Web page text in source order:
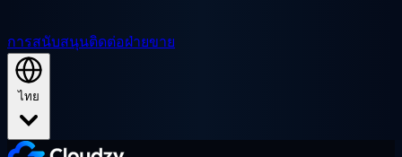
การสนับสนุนติดต่อฝ่ายขาย
ไทย